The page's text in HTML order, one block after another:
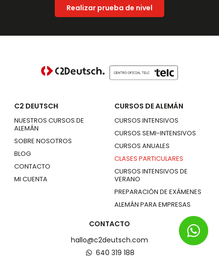
Realizar prueba de nivel
C2 DEUTSCH
NUESTROS CURSOS DE
ALEMÁN
SOBRE NOSOTROS
BLOG
CONTACTO
MI CUENTA
CURSOS DE ALEMÁN
CURSOS INTENSIVOS
CURSOS SEMI-INTENSIVOS
CURSOS ANUALES
CLASES PARTICULARES
CURSOS INTENSIVOS DE
VERANO
PREPARACIÓN DE EXÁMENES
ALEMÁN PARA EMPRESAS
CONTACTO
hallo@c2deutsch.com
640 319 188